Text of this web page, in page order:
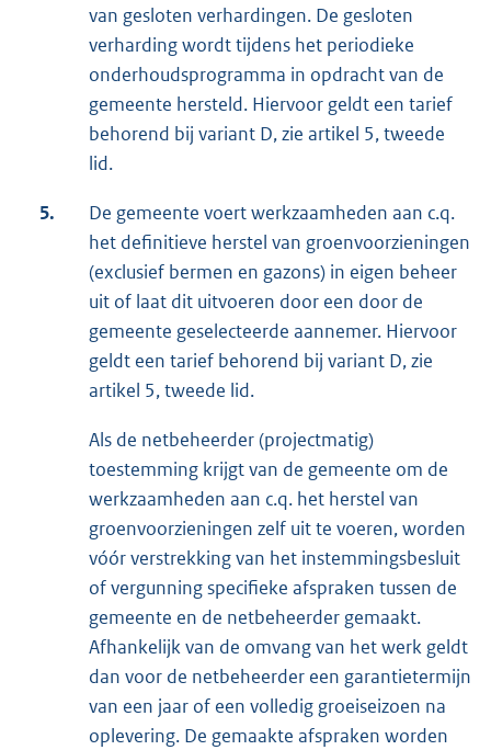
van gesloten verhardingen. De gesloten
verharding wordt tijdens het periodieke
onderhoudsprogramma in opdracht van de
gemeente hersteld. Hiervoor geldt een tarief
behorend bij variant D, zie artikel 5, tweede
lid.
5.
De gemeente voert werkzaamheden aan c.q.
het definitieve herstel van groenvoorzieningen
(exclusief bermen en gazons) in eigen beheer
uit of laat dit uitvoeren door een door de
gemeente geselecteerde aannemer. Hiervoor
geldt een tarief behorend bij variant D, zie
artikel 5, tweede lid.
Als de netbeheerder (projectmatig)
toestemming krijgt van de gemeente om de
werkzaamheden aan c.q. het herstel van
groenvoorzieningen zelf uit te voeren, worden
vóór verstrekking van het instemmingsbesluit
of vergunning specifieke afspraken tussen de
gemeente en de netbeheerder gemaakt.
Afhankelijk van de omvang van het werk geldt
dan voor de netbeheerder een garantietermijn
van een jaar of een volledig groeiseizoen na
oplevering. De gemaakte afspraken worden